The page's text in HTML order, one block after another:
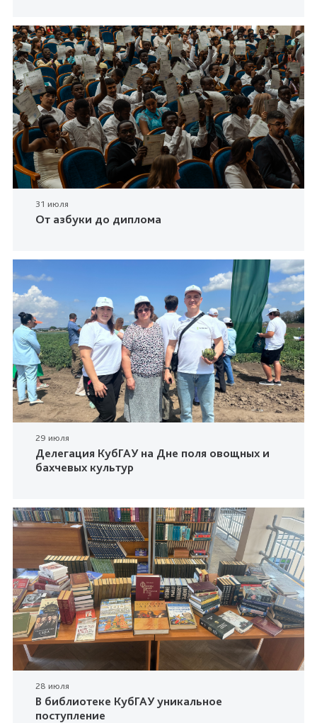
31 июля
От азбуки до диплома
29 июля
Делегация КубГАУ на Дне поля овощных и
бахчевых культур
28 июля
В библиотеке КубГАУ уникальное
поступление